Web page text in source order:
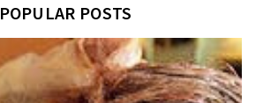
POPULAR POSTS